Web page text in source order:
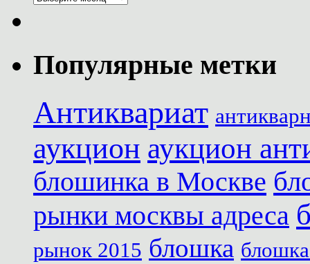
Популярные метки
Антиквариат
аукцион аукцион
блошинка в Москве
рынки москвы адреса
рынок 2015 блошка